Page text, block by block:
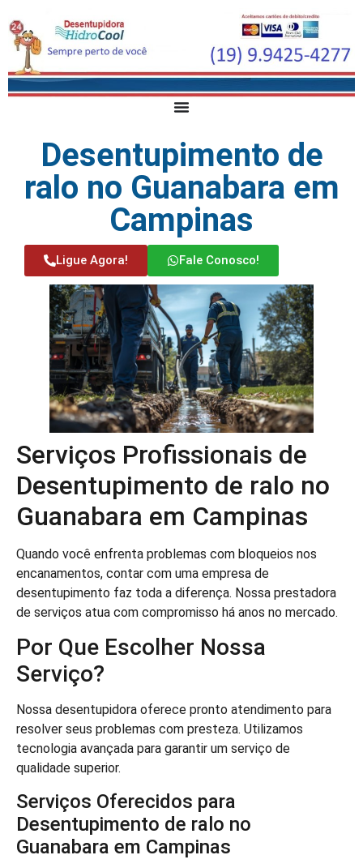
Desentupimento de
ralo no Guanabara em
Campinas
Ligue Agora! Fale Conosco!
Serviços Profissionais de
Desentupimento de ralo no
Guanabara em Campinas
Quando você enfrenta problemas com bloqueios nos
encanamentos, contar com uma empresa de
desentupimento faz toda a diferença. Nossa prestadora
de serviços atua com compromisso há anos no mercado.
Por Que Escolher Nossa
Serviço?
Nossa desentupidora oferece pronto atendimento para
resolver seus problemas com presteza. Utilizamos
tecnologia avançada para garantir um serviço de
qualidade superior.
Serviços Oferecidos para
Desentupimento de ralo no
Guanabara em Campinas